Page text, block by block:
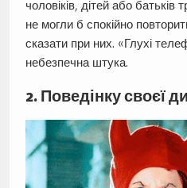
чоловіків, дітей або батьків
не могли б спокійно
сказати при них. «Глухі
небезпечна штука.
2. Поведінку своєї